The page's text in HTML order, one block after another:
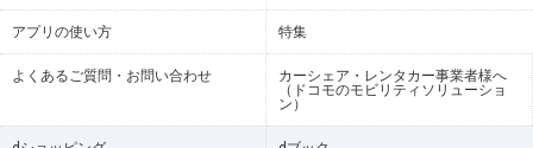
アプリの使い方 特集
よくあるご質問・お問い合わせ
カーシェア・レンタカー事業者様へ
（ドコモのモビリティソリューショ
ン）